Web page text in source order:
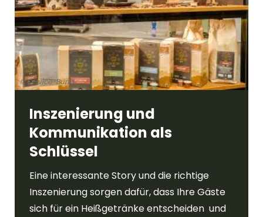
© Service-Bund
Inszenierung und
Kommunikation als
Schlüssel
Eine interessante Story und die richtige
Inszenierung sorgen dafür, dass Ihre Gäste
sich für ein Heißgetränke entscheiden und